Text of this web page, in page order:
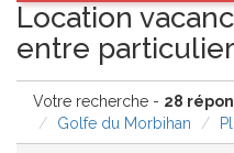
Location
entre
Votre recherche - 28
Golfe du Morbihan